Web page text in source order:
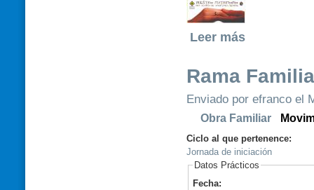
Leer más
Rama
Enviado por efranco el
Obra Familiar
Ciclo al que pertenence:
Jornada de iniciación
Datos Prácticos
Fecha: